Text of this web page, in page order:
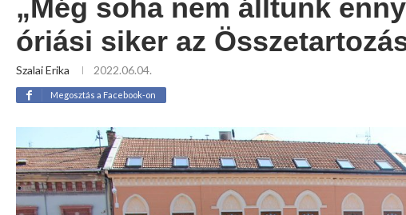
„Még soha nem álltunk
óriási siker az
Szalai Erika 2022.06.04.
Megosztás a Facebook-on